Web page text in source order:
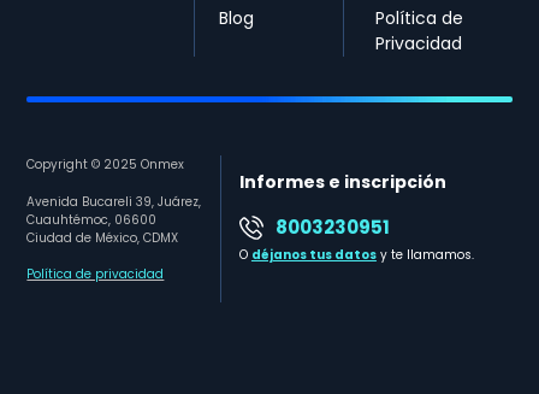
Blog
Política de
Privacidad
Copyright © 2025 Onmex
Avenida Bucareli 39, Juárez,
Cuauhtémoc, 06600
Ciudad de México, CDMX
Política de privacidad
Informes e inscripción
8003230951
O déjanos tus datosy te llamamos.